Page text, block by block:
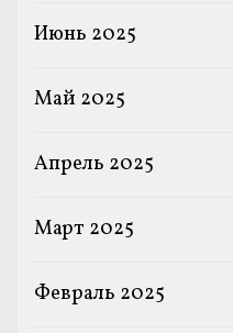
Июнь 2025
Май 2025
Апрель 2025
Март 2025
Февраль 2025